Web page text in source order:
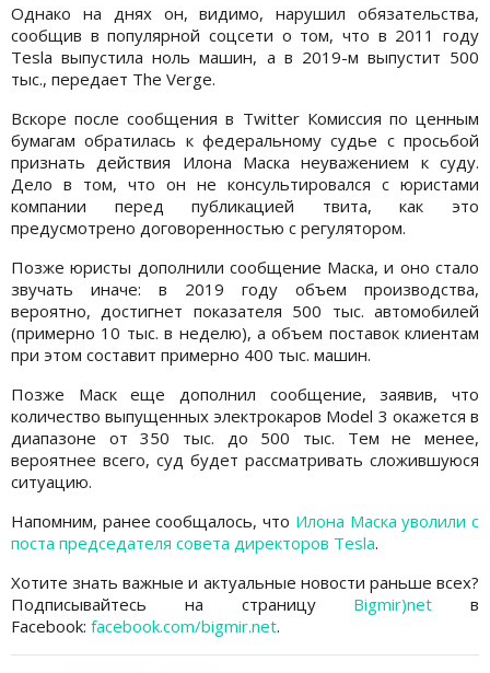
Однако на днях он, видимо, нарушил обязательства,
сообщив в популярной соцсети о том, что в 2011 году
Tesla выпустила ноль машин, а в 2019-м выпустит 500
тыс., передает The Verge.
Вскоре после сообщения в Twitter Комиссия по ценным
бумагам обратилась к федеральному судье с просьбой
признать действия Илона Маска неуважением к суду.
Дело в том, что он не консультировался с юристами
компании перед публикацией твита, как это
предусмотрено договоренностью с регулятором.
Позже юристы дополнили сообщение Маска, и оно стало
звучать иначе: в 2019 году объем производства,
вероятно, достигнет показателя 500 тыс. автомобилей
(примерно 10 тыс. в неделю), а объем поставок клиентам
при этом составит примерно 400 тыс. машин.
Позже Маск еще дополнил сообщение, заявив, что
количество выпущенных электрокаров Model 3 окажется в
диапазоне от 350 тыс. до 500 тыс. Тем не менее,
вероятнее всего, суд будет рассматривать сложившуюся
ситуацию.
Напомним, ранее сообщалось, что Илона Маска уволили с
поста председателя совета директоров Tesla.
Хотите знать важные и актуальные новости раньше всех?
Подписывайтесь на страницу Bigmir)net в
Facebook: facebook.com/bigmir.net.